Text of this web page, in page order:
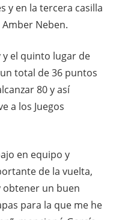
y en la tercera casilla
Neben.
y el quinto lugar de
total de 36 puntos
80 y así
a los Juegos
en equipo y
de la vuelta,
obtener un buen
para la que me he